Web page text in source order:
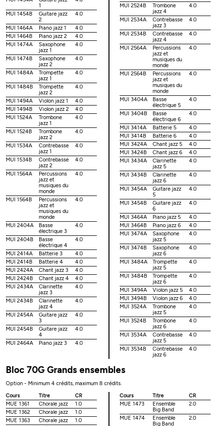
1
MUI 1454B
Guitare jazz
2
4.0
MUI 1464A Piano jazz 1
4.0
MUI 1464B
Piano jazz 2
4.0
MUI 1474A
Saxophone
jazz 1
4.0
MUI 1474B
Saxophone
jazz 2
4.0
MUI 1484A
Trompette
jazz 1
4.0
MUI 1484B
Trompette
jazz 2
4.0
MUI 1494A Violon jazz 1
4.0
MUI 1494B
Violon jazz 2
4.0
MUI 1524A
Trombone
jazz 1
4.0
MUI 1524B
Trombone
jazz 2
4.0
MUI 1534A
Contrebasse
jazz 1
4.0
MUI 1534B
Contrebasse
jazz 2
4.0
MUI 1564A
Percussions
jazz et
musiques du
monde
4.0
MUI 1564B
Percussions
jazz et
musiques du
monde
4.0
MUI 2404A
Basse
électrique 3
4.0
MUI 2404B
Basse
électrique 4
4.0
MUI 2414A Batterie 3
4.0
MUI 2414B
Batterie 4
4.0
MUI 2424A
Chant jazz 3
4.0
MUI 2424B
Chant jazz 4
4.0
MUI 2434A
Clarinette
jazz 3
4.0
MUI 2434B
Clarinette
jazz 4
4.0
MUI 2454A
Guitare jazz
3
4.0
MUI 2454B
Guitare jazz
4
4.0
MUI 2464A Piano jazz 3 4.0
MUI 2524B
Trombone
jazz 4
4.0
MUI 2534A
Contrebasse
jazz 3
4.0
MUI 2534B
Contrebasse
jazz 4
4.0
MUI 2564A
Percussions
jazz et
musiques du
monde
4.0
MUI 2564B
Percussions
jazz et
musiques du
monde
4.0
MUI 3404A
Basse
électrique 5
4.0
MUI 3404B
Basse
électrique 6
4.0
MUI 3414A Batterie 5
4.0
MUI 3414B
Batterie 6
4.0
MUI 3424A
Chant jazz 5
4.0
MUI 3424B
Chant jazz 6
4.0
MUI 3434A
Clarinette
jazz 5
4.0
MUI 3434B
Clarinette
jazz 6
4.0
MUI 3454A
Guitare jazz
5
4.0
MUI 3454B
Guitare jazz
6
4.0
MUI 3464A Piano jazz 5
4.0
MUI 3464B
Piano jazz 6
4.0
MUI 3474A
Saxophone
jazz 5
4.0
MUI 3474B
Saxophone
jazz 6
4.0
MUI 3484A
Trompette
jazz 5
4.0
MUI 3484B
Trompette
jazz 6
4.0
MUI 3494A Violon jazz 5
4.0
MUI 3494B
Violon jazz 6
4.0
MUI 3524A
Trombone
jazz 5
4.0
MUI 3524B
Trombone
jazz 6
4.0
MUI 3534A
Contrebasse
jazz 5
4.0
MUI 3534B
Contrebasse
jazz 6
4.0
Bloc 70G Grands ensembles
Option - Minimum 4 crédits, maximum 8 crédits.
Cours
Titre
CR
MUE 1361
Chorale jazz
1.0
MUE 1362
Chorale jazz
1.0
MUE 1363
Chorale jazz
1.0
Cours Titre
CR
MUE 1473
Ensemble
Big Band
2.0
MUE 1474
Ensemble
Big Band
2.0